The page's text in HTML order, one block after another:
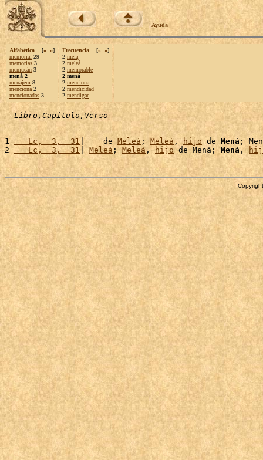
Ayuda
Alfabética [« »]
memorial 29
memorias 3
memucán 3
mená 2
menajem 8
menciona 2
mencionadas 3
Frecuencia [« »]
2 melaj
2 meleá
2 memorable
2 mená
2 menciona
2 mendicidad
2 mendigar
Libro,Capítulo,Verso
1
   Lc,  3,  31
|    de Meleá ; Meleá , hijo de Mená ;
2
   Lc,  3,  31
| Meleá ; Meleá, hijo de Mená; Mená ,